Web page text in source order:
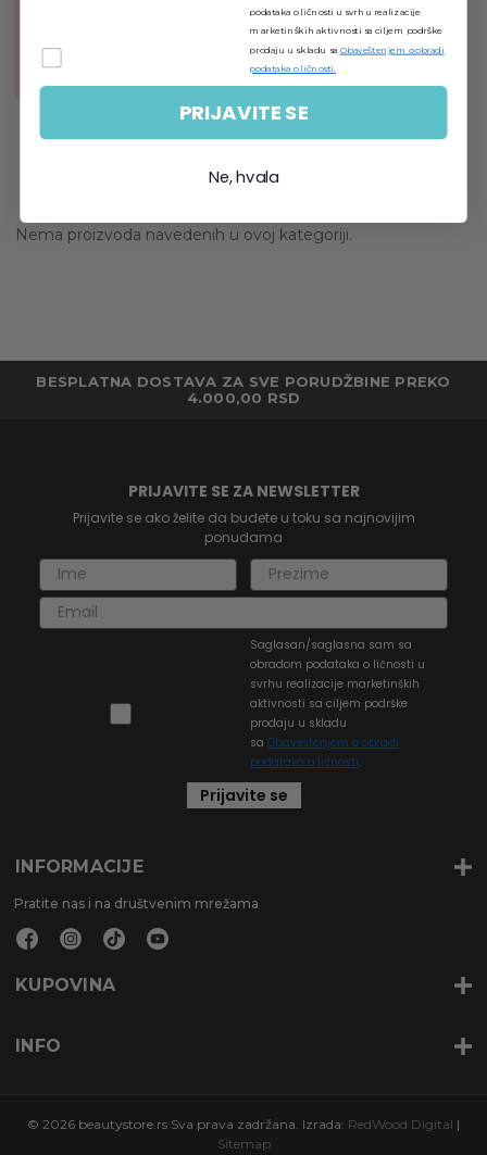
Nema proizvoda navedenih u ovoj kategoriji.
BESPLATNA DOSTAVA ZA SVE PORUDŽBINE PREKO
4.000,00 RSD
PRIJAVITE SE ZA NEWSLETTER
Prijavite se ako želite da budete u toku sa najnovijim
ponudama
Saglasan/saglasna sam sa
obradom podataka o ličnosti u
svrhu realizacije marketinških
aktivnosti sa ciljem podrške
prodaju u skladu
sa Obaveštenjem o obradi
podataka o ličnosti.
Prijavite se
INFORMACIJE
Pratite nas i na društvenim mrežama
KUPOVINA
INFO
© 2026 beautystore.rs Sva prava zadržana. Izrada: RedWood Digital |
Sitemap
podataka o ličnosti u svrhu realizacije
marketinških aktivnosti sa ciljem podrške
prodaju u skladu sa Obaveštenjem o obradi
podataka o ličnosti.
PRIJAVITE SE
Ne, hvala